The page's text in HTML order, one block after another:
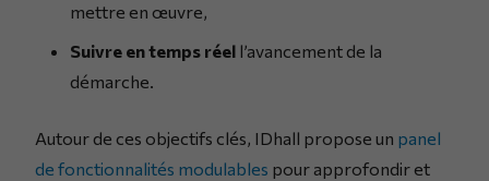
mettre en œuvre,
Suivre en temps réel l’avancement de la
démarche.
Autour de ces objectifs clés, IDhall propose un panel
de fonctionnalités modulables pour approfondir et